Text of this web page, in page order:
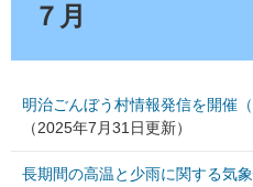
７月
明治ごんぼう村情報発信を開催（
（2025年7月31日更新）
長期間の高温と少雨に関する気